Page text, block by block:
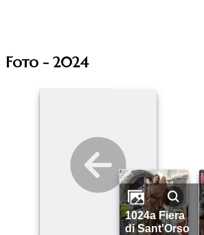
Foto - 2024
1024a Fiera
di Sant'Orso